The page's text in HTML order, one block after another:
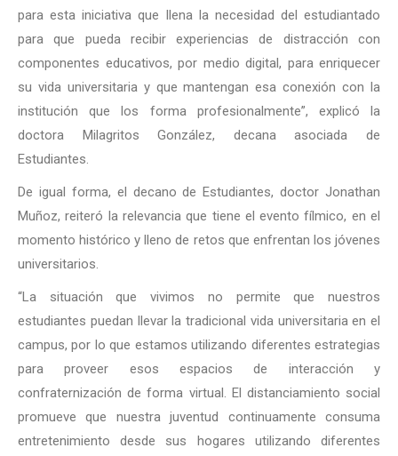
para esta iniciativa que llena la necesidad del estudiantado
para que pueda recibir experiencias de distracción con
componentes educativos, por medio digital, para enriquecer
su vida universitaria y que mantengan esa conexión con la
institución que los forma profesionalmente”, explicó la
doctora Milagritos González, decana asociada de
Estudiantes.
De igual forma, el decano de Estudiantes, doctor Jonathan
Muñoz, reiteró la relevancia que tiene el evento fílmico, en el
momento histórico y lleno de retos que enfrentan los jóvenes
universitarios.
“La situación que vivimos no permite que nuestros
estudiantes puedan llevar la tradicional vida universitaria en el
campus, por lo que estamos utilizando diferentes estrategias
para proveer esos espacios de interacción y
confraternización de forma virtual. El distanciamiento social
promueve que nuestra juventud continuamente consuma
entretenimiento desde sus hogares utilizando diferentes